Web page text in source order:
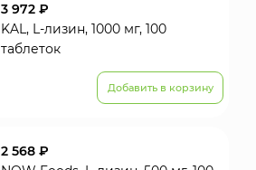
3 972 ₽
KAL, L-лизин, 1000 мг, 100
таблеток
Добавить в корзину
2 568 ₽